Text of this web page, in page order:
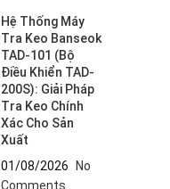
Hệ Thống Máy
Tra Keo Banseok
TAD-101 (Bộ
Điều Khiển TAD-
200S): Giải Pháp
Tra Keo Chính
Xác Cho Sản
Xuất
01/08/2026
No
Comments